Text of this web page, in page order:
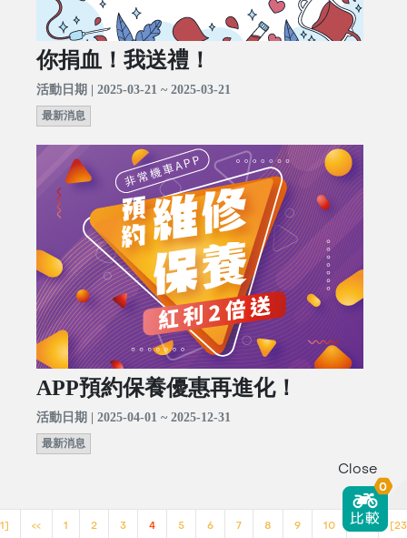
你捐血！我送禮！
活動日期 | 2025-03-21 ~ 2025-03-21
最新消息
APP預約保養優惠再進化！
活動日期 | 2025-04-01 ~ 2025-12-31
最新消息
<< 1 2 3 4 5 6 7 8 9 10 >>
Close
0